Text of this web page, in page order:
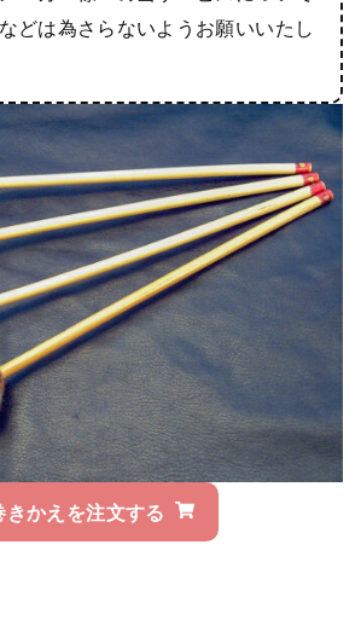
どは為さらないようお願いいたし
きかえを注文する